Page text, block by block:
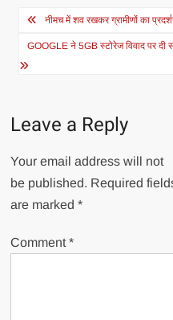
Post
navigation
नीमच में शव रखकर ग्रामीणों का
GOOGLE ने 5GB स्टोरेज विवाद पर दी
Leave a Reply
Your email address will not
be published. Required
are marked*
Comment*